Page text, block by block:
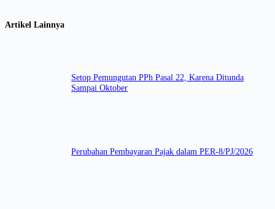
Artikel Lainnya
Setop Pemungutan PPh Pasal 22, Karena Ditunda
Sampai Oktober
Perubahan Pembayaran Pajak dalam PER-8/PJ/2026